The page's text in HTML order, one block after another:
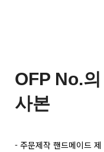
OFP No.의
사본
- 주문제작 핸드메이드 제